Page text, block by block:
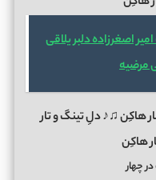
اصغرزاده دلبر یلاقی
مرضیه
♫♪ دلِ تینگ و تار
هاکِن
چهار